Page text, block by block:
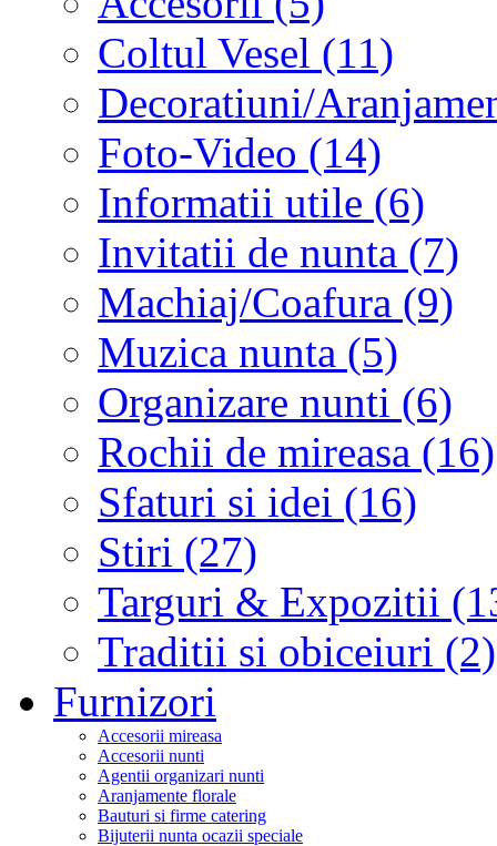
Coltul Vesel (11)
Decoratiuni/
Foto-Video (14)
Informatii utile (6)
Invitatii de nunta (7)
Machiaj/Coafura (9)
Muzica nunta (5)
Organizare nunti (6)
Rochii de mireasa (16)
Sfaturi si idei (16)
Stiri (27)
Targuri & Expozitii
Traditii si obiceiuri (2)
Furnizori
Accesorii mireasa
Accesorii nunti
Agentii organizari nunti
Aranjamente florale
Bauturi si firme catering
Bijuterii nunta ocazii speciale